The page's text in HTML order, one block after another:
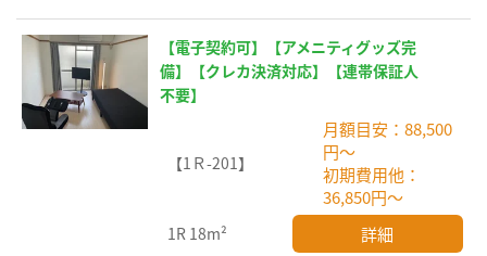
【電子契約可】【アメニティグッズ完
備】【クレカ決済対応】【連帯保証人
不要】
【1Ｒ-201】
月額目安：88,500
円～
初期費用他：
36,850円～
1R 18m² 詳細